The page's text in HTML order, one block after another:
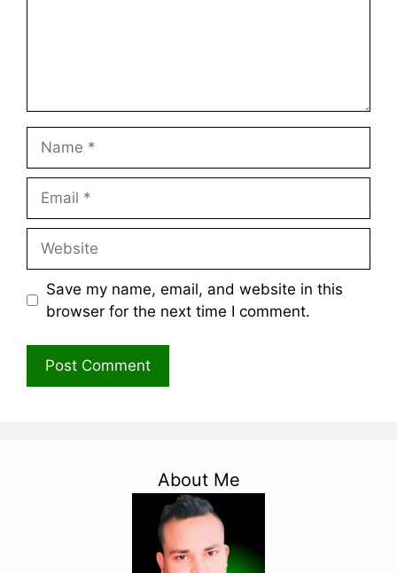
Save my name, email, and website in this
browser for the next time I comment.
About Me